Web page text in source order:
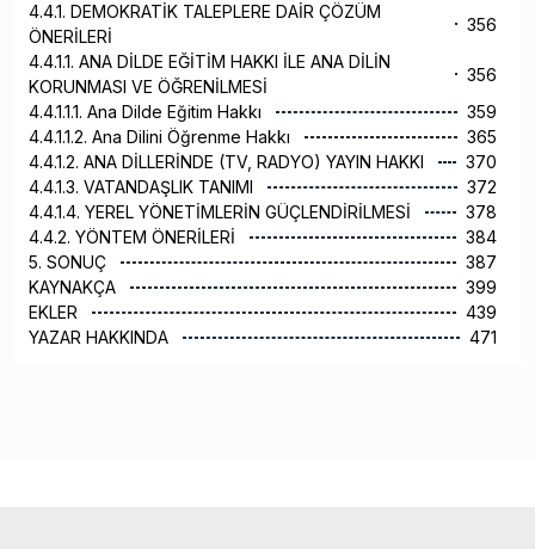
4.4.1. DEMOKRATİK TALEPLERE DAİR ÇÖZÜM
ÖNERİLERİ
356
4.4.1.1. ANA DİLDE EĞİTİM HAKKI İLE ANA DİLİN
KORUNMASI VE ÖĞRENİLMESİ
356
4.4.1.1.1. Ana Dilde Eğitim Hakkı
359
4.4.1.1.2. Ana Dilini Öğrenme Hakkı
365
4.4.1.2. ANA DİLLERİNDE (TV, RADYO) YAYIN HAKKI
370
4.4.1.3. VATANDAŞLIK TANIMI
372
4.4.1.4. YEREL YÖNETİMLERİN GÜÇLENDİRİLMESİ
378
4.4.2. YÖNTEM ÖNERİLERİ
384
5. SONUÇ
387
KAYNAKÇA
399
EKLER
439
YAZAR HAKKINDA
471